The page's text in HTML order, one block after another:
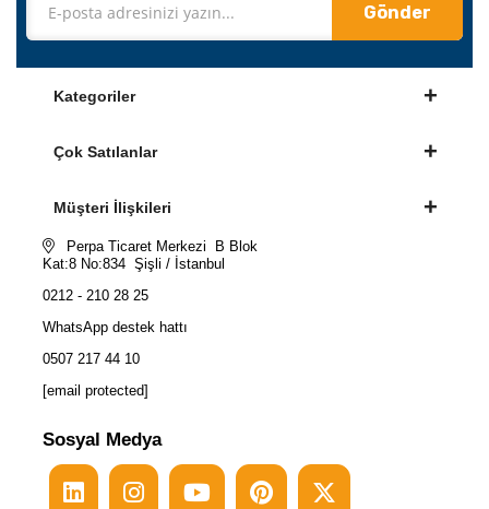
Gönder
Kategoriler
Çok Satılanlar
Müşteri İlişkileri
Perpa Ticaret Merkezi B Blok
Kat:8 No:834 Şişli / İstanbul
0212 - 210 28 25
WhatsApp destek hattı
0507 217 44 10
[email protected]
Sosyal Medya